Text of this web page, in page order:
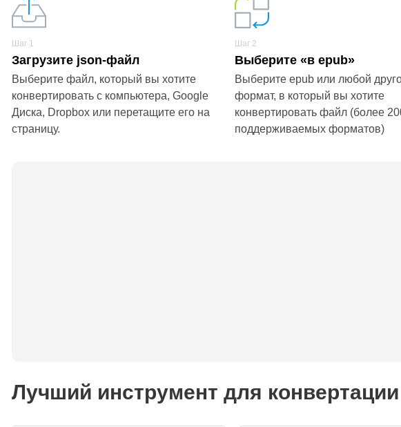
Шаг 1
Загрузите json-файл
Выберите файл, который вы хотите
конвертировать с компьютера, Google
Диска, Dropbox или перетащите его на
страницу.
Шаг 2
Выберите «в epub»
Выберите epub или любой
формат, в который вы хотите
конвертировать файл (более
поддерживаемых форматов)
Лучший инструмент для